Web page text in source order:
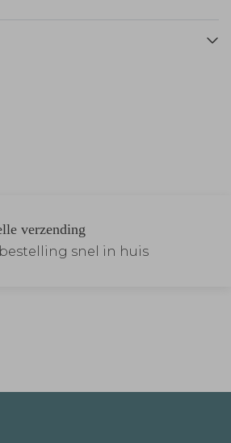
verzending
snel in huis